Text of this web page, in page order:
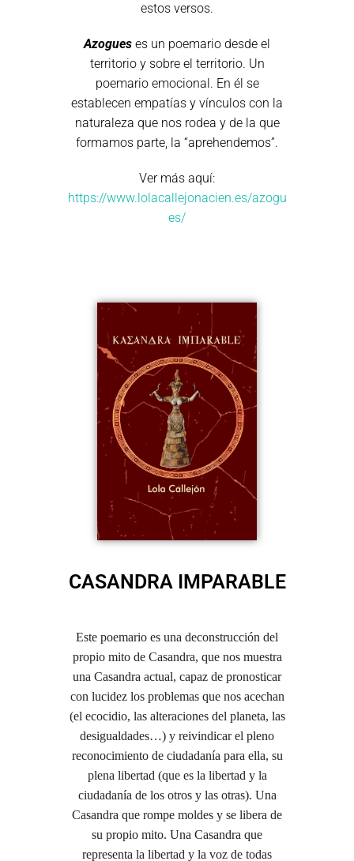
estos versos.
Azogues es un poemario desde el
territorio y sobre el territorio. Un
poemario emocional. En él se
establecen empatías y vínculos con la
naturaleza que nos rodea y de la que
formamos parte, la “aprehendemos”.
Ver más aquí:
https://www.lolacallejonacien.es/azogu
es/
CASANDRA IMPARABLE
Este poemario es una deconstrucción del
propio mito de Casandra, que nos muestra
una Casandra actual, capaz de pronosticar
con lucidez los problemas que nos acechan
(el ecocidio, las alteraciones del planeta, las
desigualdades…) y reivindicar el pleno
reconocimiento de ciudadanía para ella, su
plena libertad (que es la libertad y la
ciudadanía de los otros y las otras). Una
Casandra que rompe moldes y se libera de
su propio mito. Una Casandra que
representa la libertad y la voz de todas